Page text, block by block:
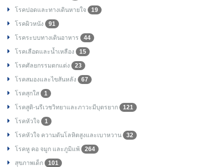
โรคปอดและทางเดินหายใจ
19
โรคผิวหนัง
91
โรคระบบทางเดินอาหาร
44
โรคเลือดและน้ำเหลือง
15
โรคศัลยกรรมตกแต่ง
23
โรคสมองและไขสันหลัง
67
โรคสุกใส
1
โรคสูติ-นรีเวชวิทยาและภาวะมีบุตรยาก
121
โรคหัวใจ
1
โรคหัวใจ ความดันโลหิตสูงและเบาหวาน
32
โรคหู คอ จมูก และภูมิแพ้
264
สุขภาพเด็ก
101